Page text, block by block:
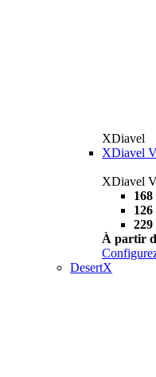
XDiavel
XDiavel
XDiavel
À partir
DesertX